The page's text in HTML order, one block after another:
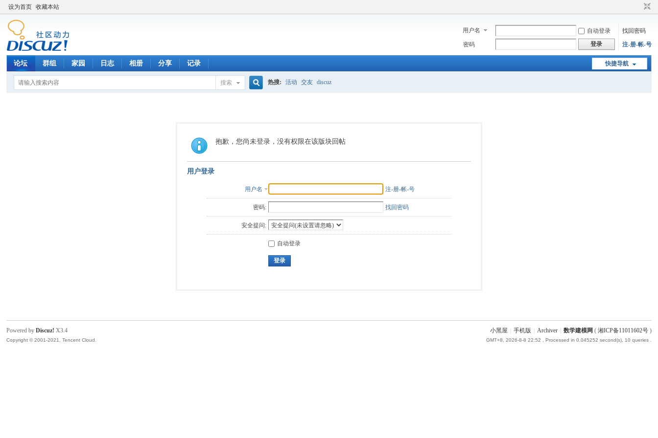
设为首页 收藏本站
用户名 自动登录
找回密码
密码
登录 注-册-帐-号
快捷导航
论坛 群组 家园 日志 相册 分享 记录
搜索
索
热搜: 活动 交友 discuz
抱歉，您尚未登录，没有权限在该版块回帖
用户登录
用户名 注-册-帐-号
密码: 找回密码
安全提问:
自动登录
登录
小黑屋 手机版 Archiver 数学建模网 ( 湘ICP备11011602号)
GMT+8, 2026-8-8 22:52 , Processed in 0.045252 second(s), 10 queries .
Powered byDiscuz! X3.4
Copyright © 2001-2021, Tencent Cloud.